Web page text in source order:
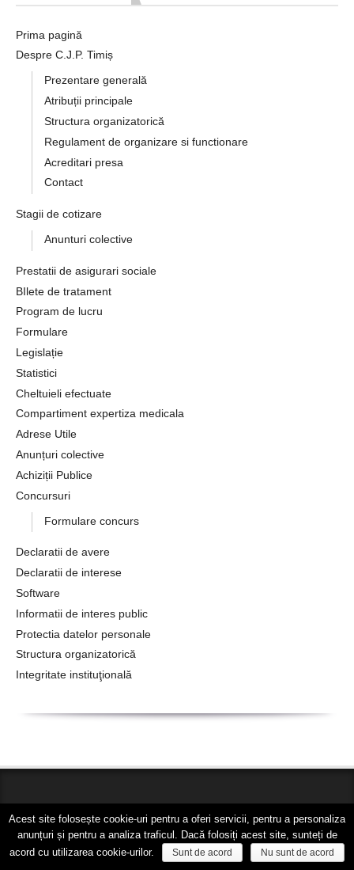
Prima pagină
Despre C.J.P. Timiș
Prezentare generală
Atribuții principale
Structura organizatorică
Regulament de organizare si functionare
Acreditari presa
Contact
Stagii de cotizare
Anunturi colective
Prestatii de asigurari sociale
BIlete de tratament
Program de lucru
Formulare
Legislație
Statistici
Cheltuieli efectuate
Compartiment expertiza medicala
Adrese Utile
Anunțuri colective
Achiziții Publice
Concursuri
Formulare concurs
Declaratii de avere
Declaratii de interese
Software
Informatii de interes public
Protectia datelor personale
Structura organizatorică
Integritate instituţională
© COPYRIGHT 2018 C.J.P. Timis
. Toate drepturile rezervate.
Dezvoltat dePC DATA
Acest site folosește cookie-uri pentru a oferi servicii, pentru a personaliza
anunțuri și pentru a analiza traficul. Dacă folosiți acest site, sunteți de
acord cu utilizarea cookie-urilor.
Sunt de acord Nu sunt de acord